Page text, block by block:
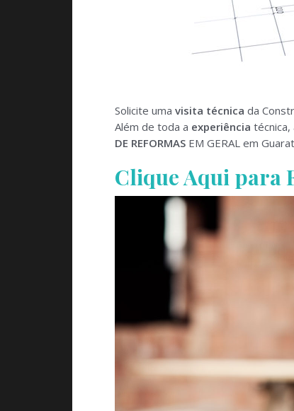
Solicite uma visita técnica da
Além de toda a experiência técnica,
DE REFORMAS EM GERAL em
Clique Aqui para